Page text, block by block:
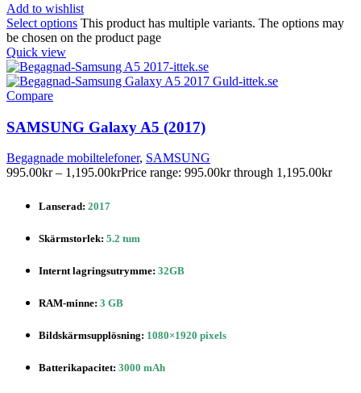
Add to wishlist
Select options This product has multiple variants. The options may
be chosen on the product page
Quick view
Compare
SAMSUNG Galaxy A5 (2017)
Begagnade mobiltelefoner, SAMSUNG
995.00kr – 1,195.00krPrice range: 995.00kr through 1,195.00kr
Lanserad: 2017
Skärmstorlek: 5.2 tum
Internt lagringsutrymme: 32GB
RAM-minne: 3 GB
Bildskärmsupplösning: 1080×1920 pixels
Batterikapacitet: 3000 mAh